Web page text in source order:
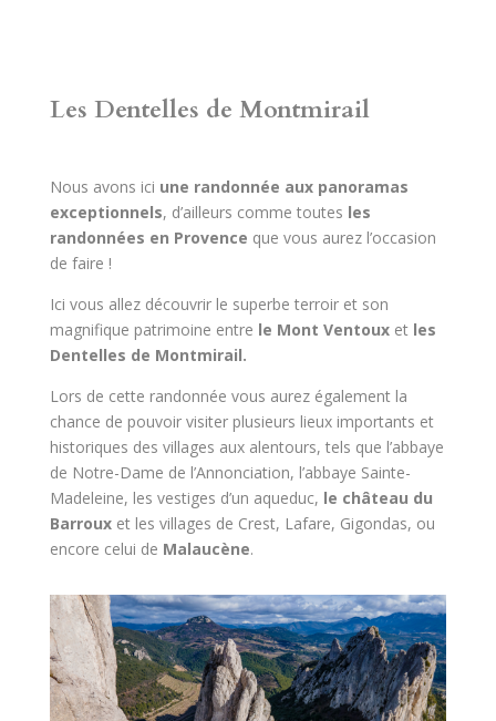
Les Dentelles de Montmirail
Nous avons ici une randonnée aux panoramas
exceptionnels, d’ailleurs comme toutes les
randonnées en Provence que vous aurez l’occasion
de faire !
Ici vous allez découvrir le superbe terroir et son
magnifique patrimoine entre le Mont Ventouxet les
Dentelles de Montmirail.
Lors de cette randonnée vous aurez également la
chance de pouvoir visiter plusieurs lieux importants et
historiques des villages aux alentours, tels que l’abbaye
de Notre-Dame de l’Annonciation, l’abbaye Sainte-
Madeleine, les vestiges d’un aqueduc, le château du
Barrouxet les villages de Crest, Lafare, Gigondas, ou
encore celui de Malaucène.